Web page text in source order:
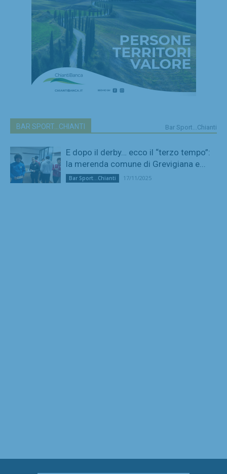
BAR SPORT...CHIANTI Bar Sport...Chianti
E dopo il derby… ecco il “terzo tempo”:
la merenda comune di Grevigiana e...
Bar Sport...Chianti 17/11/2025